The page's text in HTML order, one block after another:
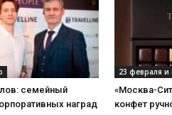
семейный
наград
23 февраля и
«Москва-
конфет